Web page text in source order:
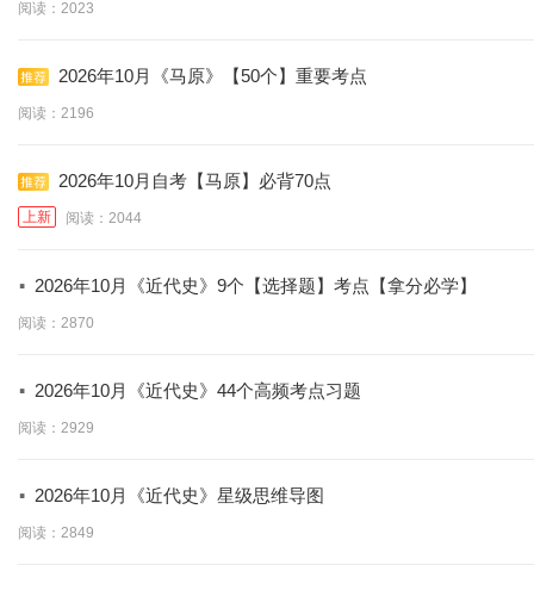
阅读：2023
2026年10月《马原》【50个】重要考点
阅读：2196
2026年10月自考【马原】必背70点
上新 阅读：2044
· 2026年10月《近代史》9个【选择题】考点【拿分必学】
阅读：2870
· 2026年10月《近代史》44个高频考点习题
阅读：2929
· 2026年10月《近代史》星级思维导图
阅读：2849